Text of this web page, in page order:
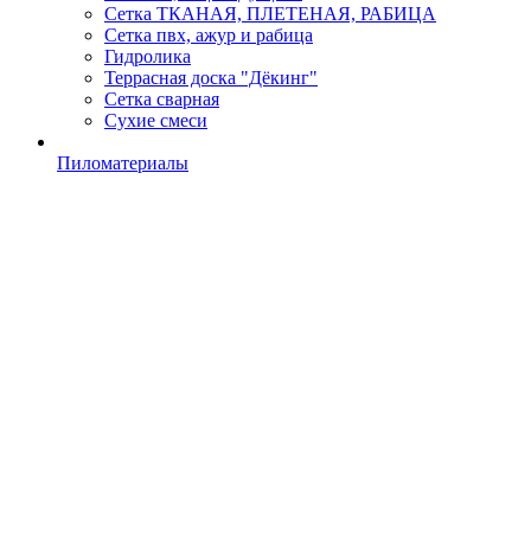
Сетка ТКАНАЯ, ПЛЕТЕНАЯ, РАБИЦА
Сетка пвх, ажур и рабица
Гидролика
Террасная доска "Дёкинг"
Сетка сварная
Сухие смеси
Пиломатериалы